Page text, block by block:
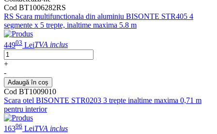
Cod BT1006282RS
RS Scara multifunctionala din aluminiu BISONTE STR405 4
segmente x 5 trepte, inaltime maxima 5.8 m
44903 LeiTVA inclus
+
-
Adaugă în coș
Cod BT1009010
Scara otel BISONTE STR0203 3 trepte inaltime maxima 0,71 m
pentru interior
16396 LeiTVA inclus